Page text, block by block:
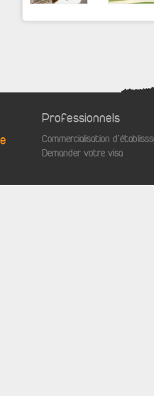
Professionnels
Commercialisation
Demander votre visa